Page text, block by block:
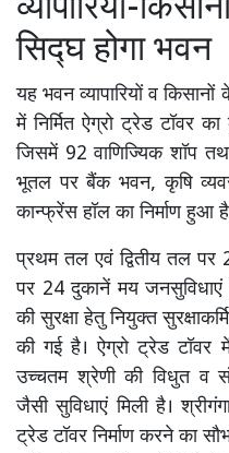
व्यापारियों-
सिद्घ होगा भवन
यह भवन व्यापारियों व किसानों
में निर्मित ऐग्रो ट्रेड टॉवर
जिसमें 92 वाणिज्यिक शॉप
भूतल पर बैंक भवन, कृषि
कान्फ्रेंस हॉल का निर्माण हुआ
प्रथम तल एवं द्वितीय तल
पर 24 दुकानें मय
की सुरक्षा हेतु नियुक्त
की गई है। ऐग्रो ट्रेड टॉवर
उच्चतम श्रेणी की विधुत व
जैसी सुविधाएं मिली है।
ट्रेड टॉवर निर्माण करने का